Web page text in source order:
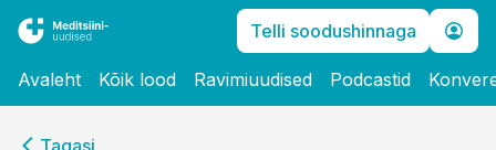
Telli soodushinnaga
Avaleht Kõik lood Ravimiuudised Podcastid
Tagasi